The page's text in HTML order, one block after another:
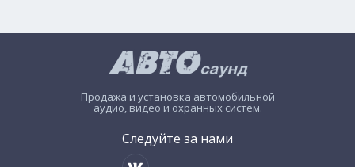
Продажа и установка автомобильной
аудио, видео и охранных систем.
Следуйте за нами